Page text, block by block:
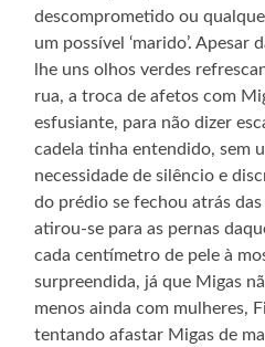
descomprometido ou
um possível ‘marido’.
lhe uns olhos verdes
rua, a troca de afetos com
esfusiante, para não dizer
cadela tinha entendido, sem
necessidade de silêncio e
do prédio se fechou atrás
atirou-se para as pernas
cada centímetro de pele à
surpreendida, já que Migas
menos ainda com mulheres,
tentando afastar Migas de